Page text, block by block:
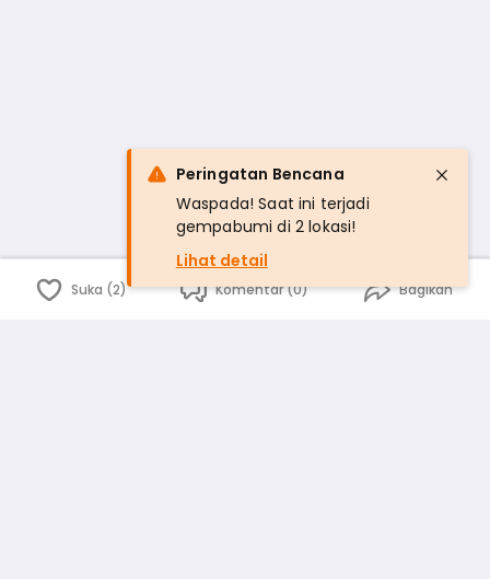
Suka (2) Komentar (0) Bagikan
Peringatan Bencana
Waspada! Saat ini terjadi
gempabumi di 2 lokasi!
Lihat detail